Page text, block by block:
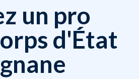
un pro
d'État